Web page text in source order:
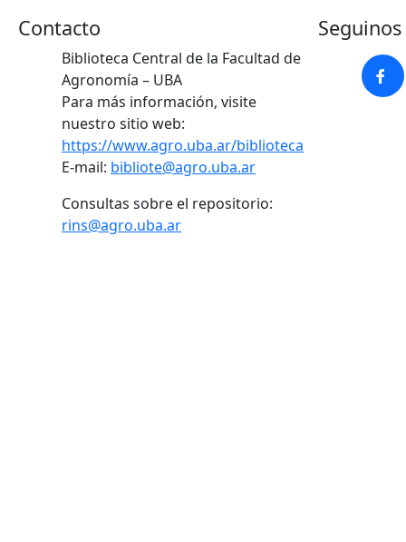
Contacto
Biblioteca Central de la Facultad de
Agronomía – UBA
Para más información, visite
nuestro sitio web:
https://www.agro.uba.ar/biblioteca
E-mail: bibliote@agro.uba.ar
Consultas sobre el repositorio:
rins@agro.uba.ar